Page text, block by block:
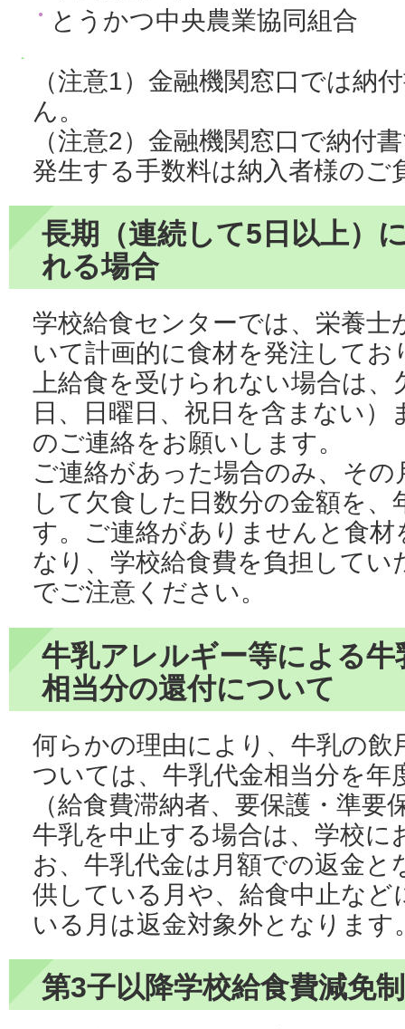
とうかつ中央農業協同組合
（注意1）金融機関窓口では納
ん。
（注意2）金融機関窓口で納付
発生する手数料は納入者様のご
長期（連続して5日以上）
れる場合
学校給食センターでは、栄養士
いて計画的に食材を発注して
上給食を受けられない場合は、
日、日曜日、祝日を含まない
のご連絡をお願いします。
ご連絡があった場合のみ、そ
して欠食した日数分の金額を
す。ご連絡がありませんと食
なり、学校給食費を負担して
でご注意ください。
牛乳アレルギー等による
相当分の還付について
何らかの理由により、牛乳の
ついては、牛乳代金相当分を年
（給食費滞納者、要保護・準
牛乳を中止する場合は、学校に
お、牛乳代金は月額での返金と
供している月や、給食中止な
いる月は返金対象外となります
第3子以降学校給食費減免